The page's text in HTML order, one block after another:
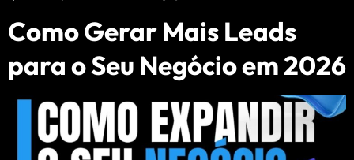
Como Gerar Mais Leads
para o Seu Negócio em 2026